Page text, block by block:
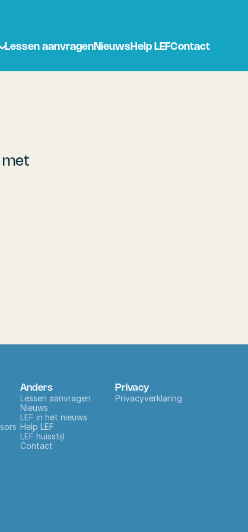
Lessen aanvragenNieuwsHelp LEFContact
met
Anders
Lessen aanvragen
Nieuws
LEF in het nieuws
Help LEF
LEF huisstijl
Contact
Privacy
Privacyverklaring